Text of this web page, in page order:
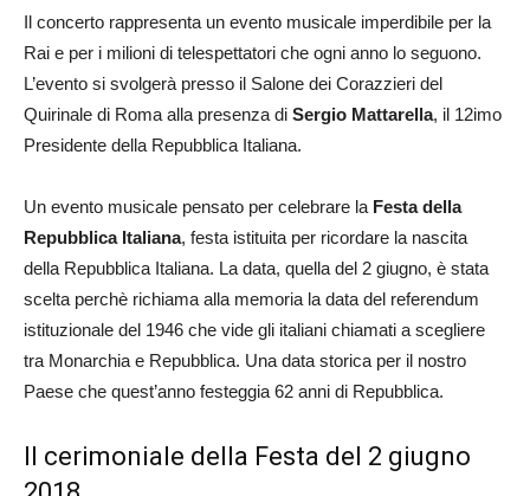
Il concerto rappresenta un evento musicale imperdibile per la
Rai e per i milioni di telespettatori che ogni anno lo seguono.
L’evento si svolgerà presso il Salone dei Corazzieri del
Quirinale di Roma alla presenza di Sergio Mattarella, il 12imo
Presidente della Repubblica Italiana.
Un evento musicale pensato per celebrare la Festa della
Repubblica Italiana, festa istituita per ricordare la nascita
della Repubblica Italiana. La data, quella del 2 giugno, è stata
scelta perchè richiama alla memoria la data del referendum
istituzionale del 1946 che vide gli italiani chiamati a scegliere
tra Monarchia e Repubblica. Una data storica per il nostro
Paese che quest’anno festeggia 62 anni di Repubblica.
Il cerimoniale della Festa del 2 giugno